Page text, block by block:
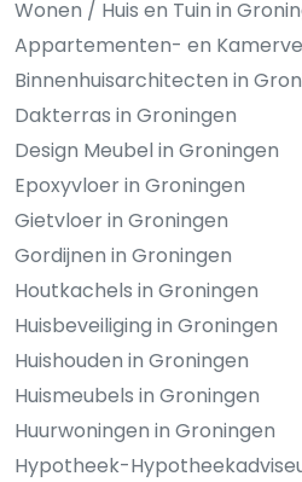
Wonen / Huis en Tuin in
Appartementen- en
Binnenhuisarchitecten in
Dakterras in Groningen
Design Meubel in Groningen
Epoxyvloer in Groningen
Gietvloer in Groningen
Gordijnen in Groningen
Houtkachels in Groningen
Huisbeveiliging in Groningen
Huishouden in Groningen
Huismeubels in Groningen
Huurwoningen in Groningen
Hypotheek-